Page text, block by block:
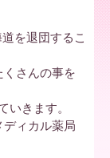
を退団するこ
さんの事を
いきます。
ディカル薬局